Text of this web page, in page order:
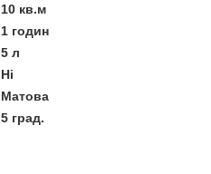
10 кв.м
1 годин
5 л
Ні
Матова
5 град.